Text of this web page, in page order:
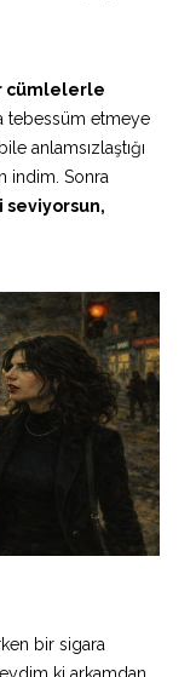
cümlelerle
tebessüm etmeye
anlamsızlaştığı
indim. Sonra
seviyorsun,
bir sigara